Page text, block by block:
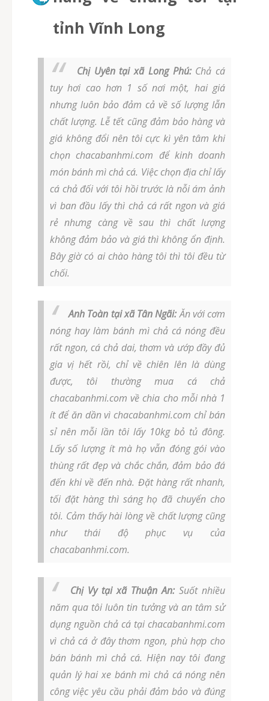
tỉnh Vĩnh Long
Chị Uyên tại xã Long Phú:Chả cá
tuy hơi cao hơn 1 số nơi một, hai giá
nhưng luôn bảo đảm cả về số lượng lẫn
chất lượng. Lễ tết cũng đảm bảo hàng và
giá không đổi nên tôi cực kì yên tâm khi
chọn chacabanhmi.com để kinh doanh
món bánh mì chả cá. Việc chọn địa chỉ lấy
cá chả đối với tôi hồi trước là nỗi ám ảnh
vì ban đầu lấy thì chả cá rất ngon và giá
rẻ nhưng càng về sau thì chất lượng
không đảm bảo và giá thì không ổn định.
Bây giờ có ai chào hàng tôi thì tôi đều từ
chối.
Anh Toàn tại xã Tân Ngãi:Ăn với cơm
nóng hay làm bánh mì chả cá nóng đều
rất ngon, cá chả dai, thơm và ướp đầy đủ
gia vị hết rồi, chỉ về chiên lên là dùng
được, tôi thường mua cá chả
chacabanhmi.com về chia cho mỗi nhà 1
ít để ăn dần vì chacabanhmi.com chỉ bán
sỉ nên mỗi lần tôi lấy 10kg bỏ tủ đông.
Lấy số lượng ít mà họ vẫn đóng gói vào
thùng rất đẹp và chắc chắn, đảm bảo đá
đến khi về đến nhà. Đặt hàng rất nhanh,
tối đặt hàng thì sáng họ đã chuyển cho
tôi. Cảm thấy hài lòng về chất lượng cũng
như thái độ phục vụ của
chacabanhmi.com.
Chị Vy tại xã Thuận An: Suốt nhiều
năm qua tôi luôn tin tưởng và an tâm sử
dụng nguồn chả cá tại chacabanhmi.com
vì chả cá ở đây thơm ngon, phù hợp cho
bán bánh mì chả cá. Hiện nay tôi đang
quản lý hai xe bánh mì chả cá nóng nên
công việc yêu cầu phải đảm bảo và đúng